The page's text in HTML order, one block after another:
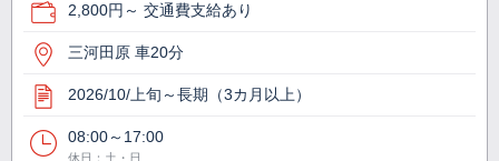
2,800円～ 交通費支給あり
三河田原 車20分
2026/10/上旬～長期（3カ月以上）
08:00～17:00
休日：土・日